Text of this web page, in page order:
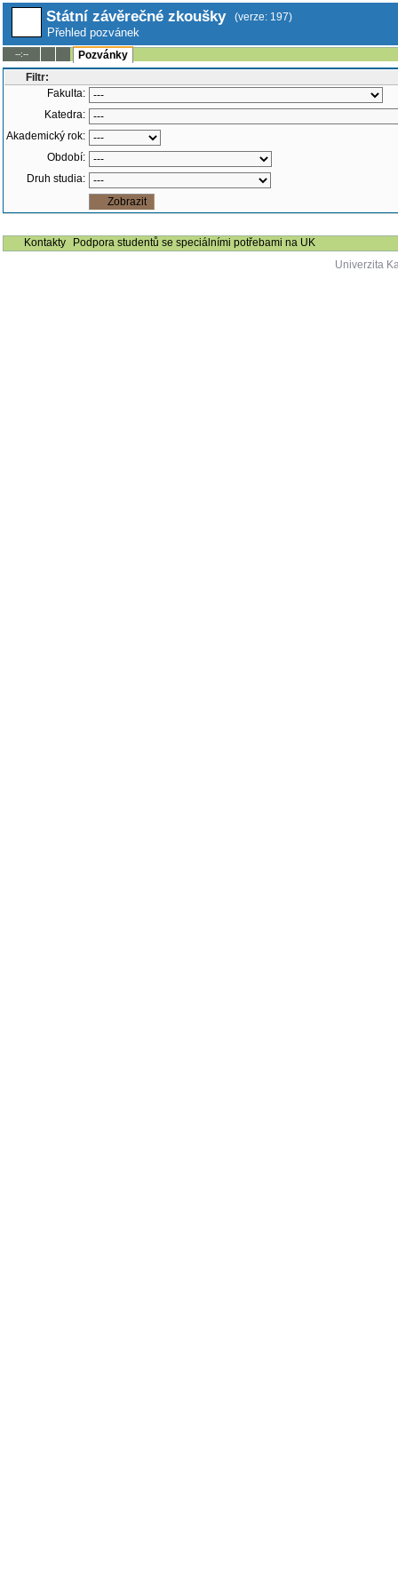
Státní závěrečné zkoušky (verze: 197)
Přehled pozvánek
--:--
Pozvánky
Filtr:
Fakulta:
Katedra:
Akademický rok:
Období:
Druh studia:
Kontakty
Podpora studentů se speciálními potřebami na UK
Univerzita